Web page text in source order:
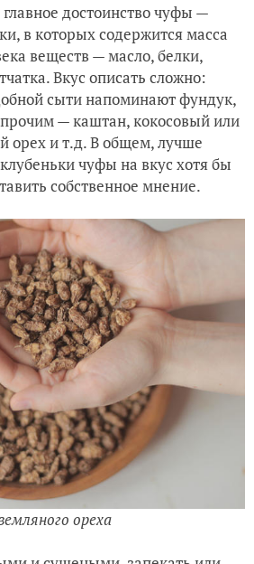
достоинство чуфы —
в которых содержится масса
веществ — масло, белки,
Вкус описать сложно:
сыти напоминают фундук,
— каштан, кокосовый или
орех и т.д. В общем, лучше
чуфы на вкус хотя бы
собственное мнение.
ореха